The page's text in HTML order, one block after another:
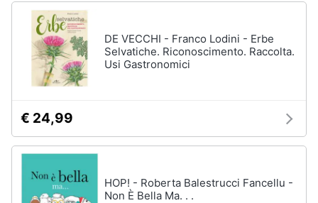
DE VECCHI - Franco Lodini - Erbe
Selvatiche. Riconoscimento. Raccolta.
Usi Gastronomici
€ 24,99
HOP! - Roberta Balestrucci Fancellu -
Non È Bella Ma. . .